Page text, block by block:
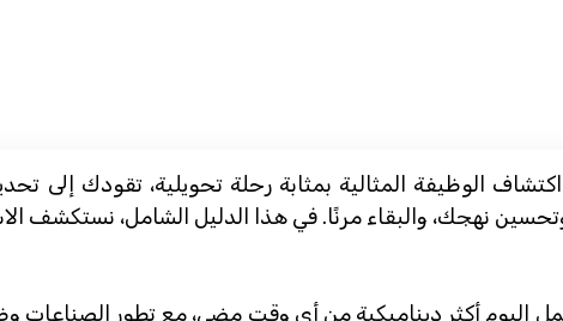
الوظيفة المثالية بمثابة رحلة تحويلية، تقودك
اليوم أكثر ديناميكية من أي وقت مضى، مع تطور الصناعات